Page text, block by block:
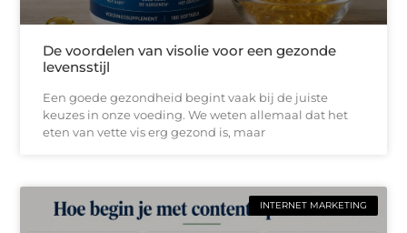
De voordelen van visolie voor een gezonde
levensstijl
Een goede gezondheid begint vaak bij de juiste
keuzes in onze voeding. We weten allemaal dat het
eten van vette vis erg gezond is, maar
INTERNET MARKETING